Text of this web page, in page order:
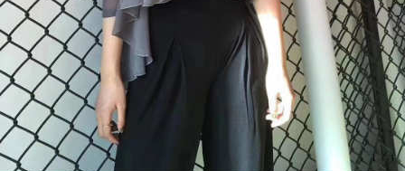
1 /3